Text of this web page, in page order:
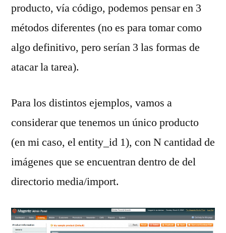
producto, vía código, podemos pensar en 3
métodos diferentes (no es para tomar como
algo definitivo, pero serían 3 las formas de
atacar la tarea).
Para los distintos ejemplos, vamos a
considerar que tenemos un único producto
(en mi caso, el entity_id 1), con N cantidad de
imágenes que se encuentran dentro de del
directorio media/import.